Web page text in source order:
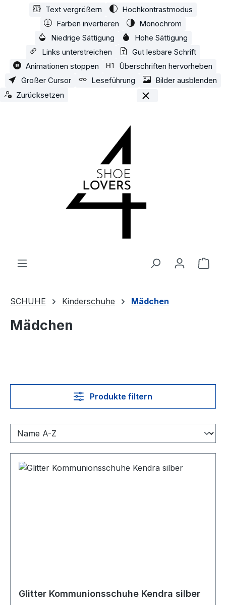
Zum Hauptinhalt springen
Text vergrößern
Hochkontrastmodus
Farben invertieren
Monochrom
Niedrige Sättigung
Hohe Sättigung
Links unterstreichen
Gut lesbare Schrift
Animationen stoppen
Überschriften hervorheben
Großer Cursor
Leseführung
Bilder ausblenden
Zurücksetzen
SCHUHE Kinderschuhe Mädchen
Mädchen
Produkte filtern
Glitter Kommunionsschuhe Kendra silber